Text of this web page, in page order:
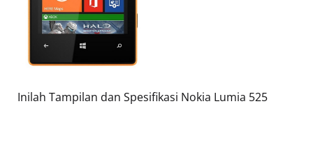
Inilah Tampilan dan Spesifikasi Nokia Lumia 525